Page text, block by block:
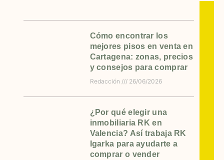
Cómo encontrar los
mejores pisos en venta en
Cartagena: zonas, precios
y consejos para comprar
Redacción 26/06/2026
¿Por qué elegir una
inmobiliaria RK en
Valencia? Así trabaja RK
Igarka para ayudarte a
comprar o vender